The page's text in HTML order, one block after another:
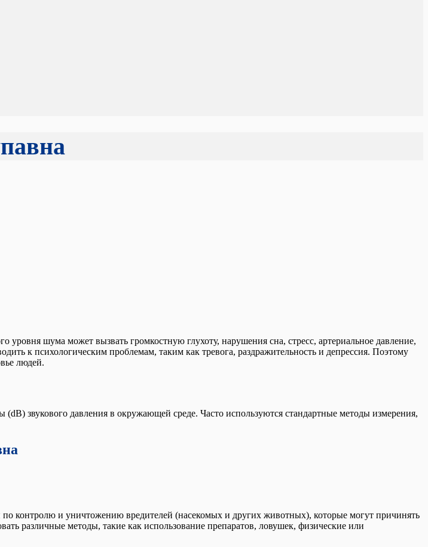
шума может вызвать громкостную глухоту, нарушения сна, стресс, артериальное давление,
к психологическим проблемам, таким как тревога, раздражительность и депрессия. Поэтому
людей.
звукового давления в окружающей среде. Часто используются стандартные методы измерения,
по контролю и уничтожению вредителей (насекомых и других животных), которые могут причинять
различные методы, такие как использование препаратов, ловушек, физические или